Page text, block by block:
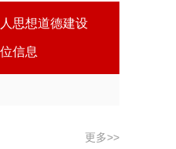
思想道德建设
信息
更多>>